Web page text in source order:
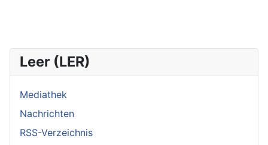
Leer (LER)
Mediathek
Nachrichten
RSS-Verzeichnis